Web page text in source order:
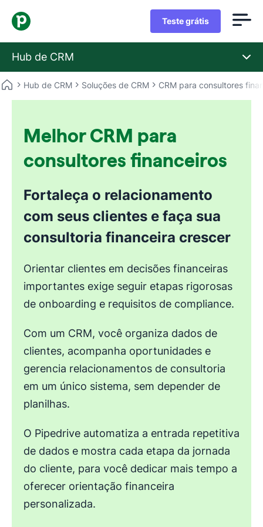
Teste grátis
Hub de CRM
Hub de CRM Soluções de CRM CRM para consultores
Melhor CRM para
consultores financeiros
Fortaleça o relacionamento
com seus clientes e faça sua
consultoria financeira crescer
Orientar clientes em decisões financeiras
importantes exige seguir etapas rigorosas
de onboarding e requisitos de compliance.
Com um CRM, você organiza dados de
clientes, acompanha oportunidades e
gerencia relacionamentos de consultoria
em um único sistema, sem depender de
planilhas.
O Pipedrive automatiza a entrada repetitiva
de dados e mostra cada etapa da jornada
do cliente, para você dedicar mais tempo a
oferecer orientação financeira
personalizada.